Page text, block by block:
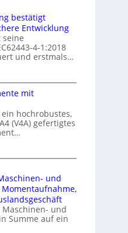
bestätigt
Entwicklung
4-1:2018
und erstmals…
mit
hochrobustes,
(V4A) gefertigtes
und
und
Summe auf ein